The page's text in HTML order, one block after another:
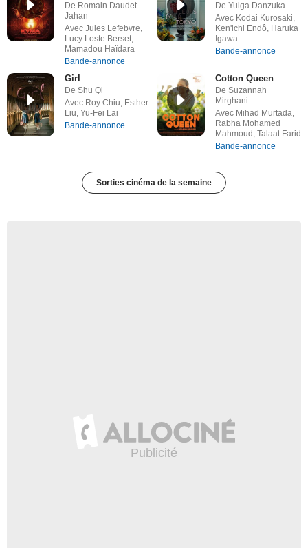
De Romain Daudet-
Jahan
Avec Jules Lefebvre,
Lucy Loste Berset,
Mamadou Haïdara
Bande-annonce
De Yuiga Danzuka
Avec Kodai Kurosaki,
Ken'ichi Endô, Haruka
Igawa
Bande-annonce
Girl
De Shu Qi
Avec Roy Chiu, Esther
Liu, Yu-Fei Lai
Bande-annonce
Cotton Queen
De Suzannah
Mirghani
Avec Mihad Murtada,
Rabha Mohamed
Mahmoud, Talaat Farid
Bande-annonce
Sorties cinéma de la semaine